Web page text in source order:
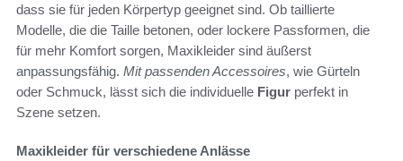
dass sie für jeden Körpertyp geeignet sind. Ob taillierte
Modelle, die die Taille betonen, oder lockere Passformen, die
für mehr Komfort sorgen, Maxikleider sind äußerst
anpassungsfähig. Mit passenden Accessoires, wie Gürteln
oder Schmuck, lässt sich die individuelle Figur perfekt in
Szene setzen.
Maxikleider für verschiedene Anlässe